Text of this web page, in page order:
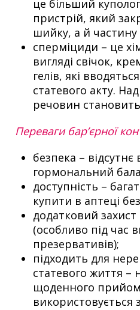
це більший
пристрій, який
шийку, а й частину
сперміциди – це
вигляді свічок,
гелів, які
статевого акту.
речовин
Переваги бар’єрної
безпека –
гормональний
доступність –
купити в аптеці
додатковий захист
(особливо під час
презервативів);
підходить для
статевого життя –
щоденного
використовується